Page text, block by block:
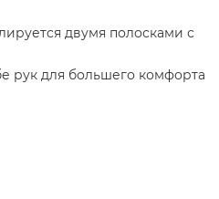
двумя полосками с
рук для большего комфорта